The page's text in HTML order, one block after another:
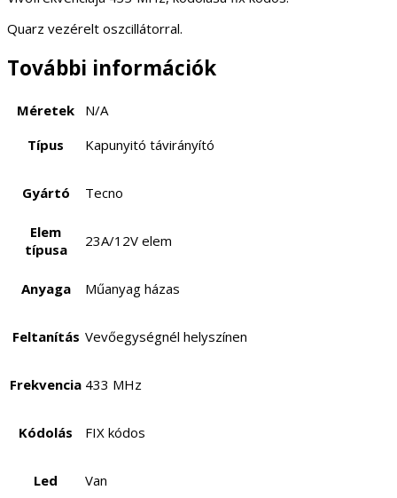
Quarz vezérelt oszcillátorral.
További információk
Méretek
N/A
Típus
Kapunyitó távirányító
Gyártó Tecno
Elem
típusa
23A/12V elem
Anyaga Műanyag házas
Feltanítás Vevőegységnél helyszínen
Frekvencia 433 MHz
Kódolás FIX kódos
Led Van